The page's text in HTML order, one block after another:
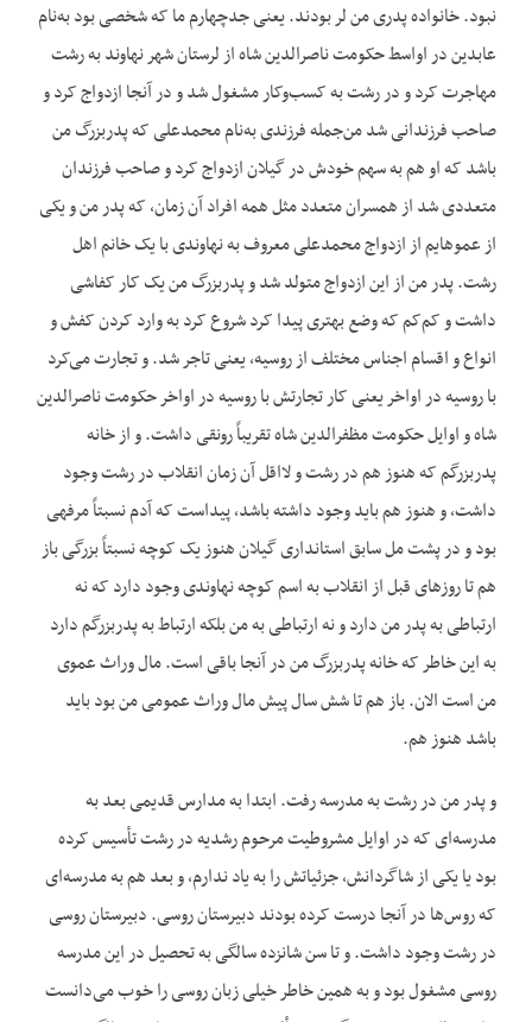
نبود. خانواده پدری من لر بودند. یعنی جدچهارم ما که شخصی بود به‌نام
عابدین در اواسط حکومت ناصرالدین شاه از لرستان شهر نهاوند به رشت
مهاجرت کرد و در رشت به کسب‌وکار مشغول شد و در آنجا ازدواج کرد و
صاحب فرزندانی شد من‌جمله فرزندی به‌نام محمدعلی که پدربزرگ من
باشد که او هم به سهم خودش در گیلان ازدواج کرد و صاحب فرزندان
متعددی شد از همسران متعدد مثل همه افراد آن زمان، که پدر من و یکی
از عموهایم از ازدواج محمدعلی معروف به نهاوندی با یک خانم اهل
رشت. پدر من از این ازدواج متولد شد و پدربزرگ من یک کار کفاشی
داشت و کم‌کم که وضع بهتری پیدا کرد شروع کرد به وارد کردن کفش و
انواع و اقسام اجناس مختلف از روسیه، یعنی تاجر شد. و تجارت می‌کرد
با روسیه در اواخر یعنی کار تجارتش با روسیه در اواخر حکومت ناصرالدین
شاه و اوایل حکومت مظفرالدین شاه تقریباً رونقی داشت. و از خانه
پدربزرگم که هنوز هم در رشت و لااقل آن زمان انقلاب در رشت وجود
داشت، و هنوز هم باید وجود داشته باشد، پیداست که آدم نسبتاً مرفهی
بود و در پشت‌ مل سابق استانداری گیلان هنوز یک کوچه نسبتاً بزرگی باز
هم تا روزهای قبل از انقلاب به اسم کوچه نهاوندی وجود دارد که نه
ارتباطی به پدر من دارد و نه ارتباطی به من بلکه ارتباط به پدربزرگم دارد
به این خاطر که خانه پدربزرگ من در آنجا باقی است. مال وراث عموی
من است الان. باز هم تا شش سال پیش مال وراث عمومی من بود باید
باشد هنوز هم.
و پدر من در رشت به مدرسه رفت. ابتدا به مدارس قدیمی بعد به
مدرسه‌ای که در اوایل مشروطیت مرحوم رشدیه در رشت تأسیس کرده
بود یا یکی از شاگردانش، جزئیاتش را به یاد ندارم، و بعد هم به مدرسه‌ای
که روس‌ها در آنجا درست کرده بودند دبیرستان روسی. دبیرستان روسی
در رشت وجود داشت. و تا سن شانزده سالگی به تحصیل در این مدرسه
روسی مشغول بود و به همین خاطر خیلی زبان روسی را خوب می‌دانست